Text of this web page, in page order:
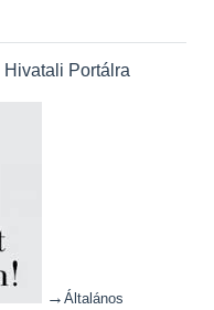
Portálra
→ Általános